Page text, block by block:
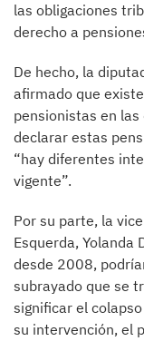
las obligaciones
derecho a
De hecho, la
afirmado que
pensionistas en
declarar estas
“hay diferentes
vigente”.
Por su parte, la
Esquerda, Yolanda
desde 2008,
subrayado que se
significar el
su intervención, el